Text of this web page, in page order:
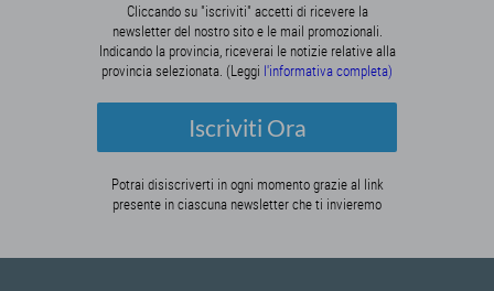
Cliccando su "iscriviti" accetti di ricevere la
newsletter del nostro sito e le mail promozionali.
Indicando la provincia, riceverai le notizie relative alla
provincia selezionata. (Leggi l'informativa completa)
Iscriviti Ora
Potrai disiscriverti in ogni momento grazie al link
presente in ciascuna newsletter che ti invieremo